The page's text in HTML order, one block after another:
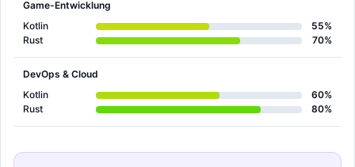
Game-Entwicklung
Kotlin
55%
Rust
70%
DevOps & Cloud
Kotlin
60%
Rust
80%